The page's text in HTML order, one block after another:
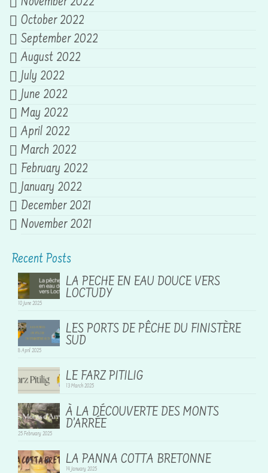
October 2022
September 2022
August 2022
July 2022
June 2022
May 2022
April 2022
March 2022
February 2022
January 2022
December 2021
November 2021
Recent Posts
LA PECHE EN EAU DOUCE VERS
LOCTUDY
10 June 2025
LES PORTS DE PÊCHE DU FINISTÈRE
SUD
8 April 2025
LE FARZ PITILIG
13 March 2025
À LA DÉCOUVERTE DES MONTS
D’ARRÉE
25 February 2025
LA PANNA COTTA BRETONNE
14 January 2025